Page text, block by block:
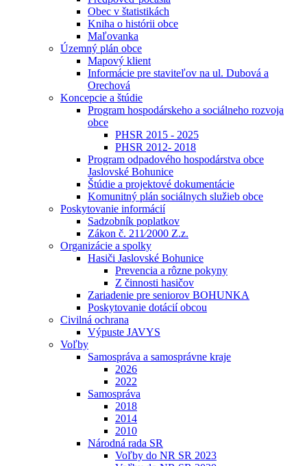
Obec v štatistikách
Kniha o histórii obce
Maľovanka
Územný plán obce
Mapový klient
Informácie pre staviteľov na ul. Dubová a
Orechová
Koncepcie a štúdie
Program hospodárskeho a sociálneho rozvoja
obce
PHSR 2015 - 2025
PHSR 2012- 2018
Program odpadového hospodárstva obce
Jaslovské Bohunice
Štúdie a projektové dokumentácie
Komunitný plán sociálnych služieb obce
Poskytovanie informácií
Sadzobník poplatkov
Zákon č. 211⁄2000 Z.z.
Organizácie a spolky
Hasiči Jaslovské Bohunice
Prevencia a rôzne pokyny
Z činnosti hasičov
Zariadenie pre seniorov BOHUNKA
Poskytovanie dotácií obcou
Civilná ochrana
Výpuste JAVYS
Voľby
Samospráva a samosprávne kraje
2026
2022
Samospráva
2018
2014
2010
Národná rada SR
Voľby do NR SR 2023